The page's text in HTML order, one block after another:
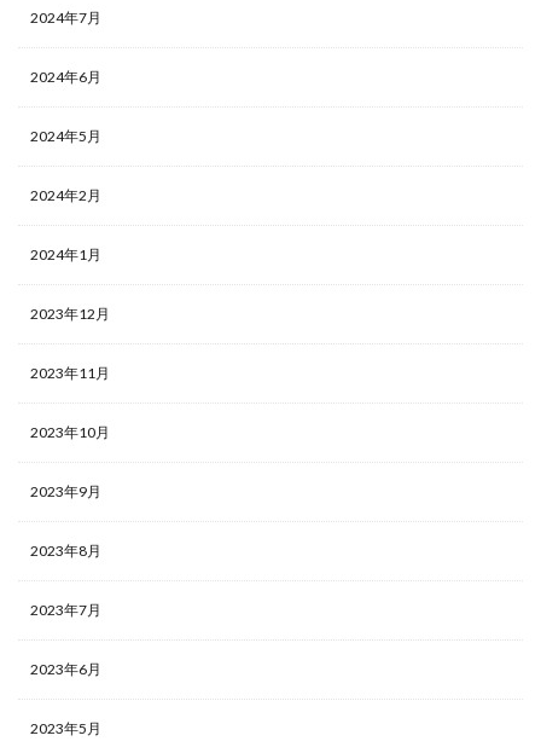
2024年7月
2024年6月
2024年5月
2024年2月
2024年1月
2023年12月
2023年11月
2023年10月
2023年9月
2023年8月
2023年7月
2023年6月
2023年5月